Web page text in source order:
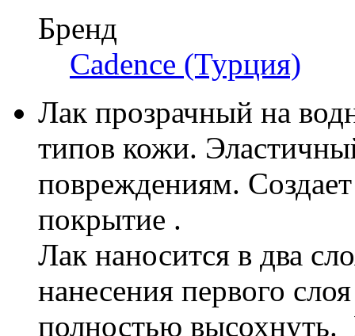
Бренд
Cadence (Турция)
Лак прозрачный на
типов кожи.
повреждениям.
покрытие .
Лак наносится в два
нанесения первого
полностью высохнуть.